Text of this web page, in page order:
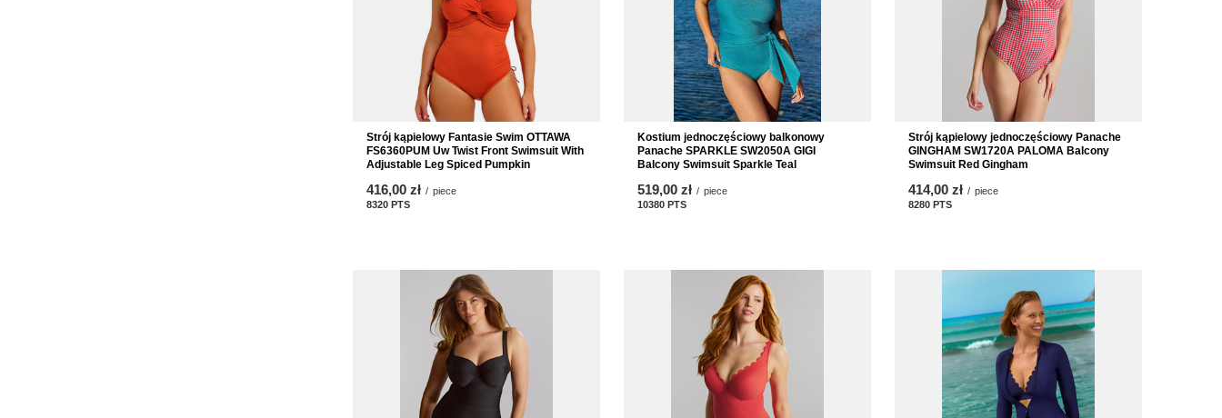
Strój kąpielowy Fantasie Swim OTTAWA
FS6360PUM Uw Twist Front Swimsuit With
Adjustable Leg Spiced Pumpkin
416,00 zł / piece
8320 PTS
Kostium jednoczęściowy balkonowy
Panache SPARKLE SW2050A GIGI
Balcony Swimsuit Sparkle Teal
519,00 zł / piece
10380 PTS
Strój kąpielowy jednoczęściowy Panache
GINGHAM SW1720A PALOMA Balcony
Swimsuit Red Gingham
414,00 zł / piece
8280 PTS